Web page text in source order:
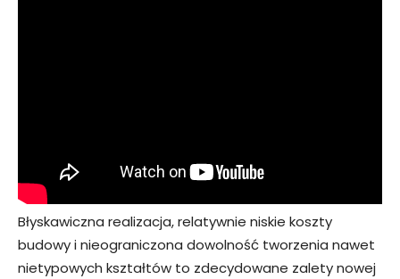
Błyskawiczna realizacja, relatywnie niskie koszty
budowy i nieograniczona dowolność tworzenia nawet
nietypowych kształtów to zdecydowane zalety nowej